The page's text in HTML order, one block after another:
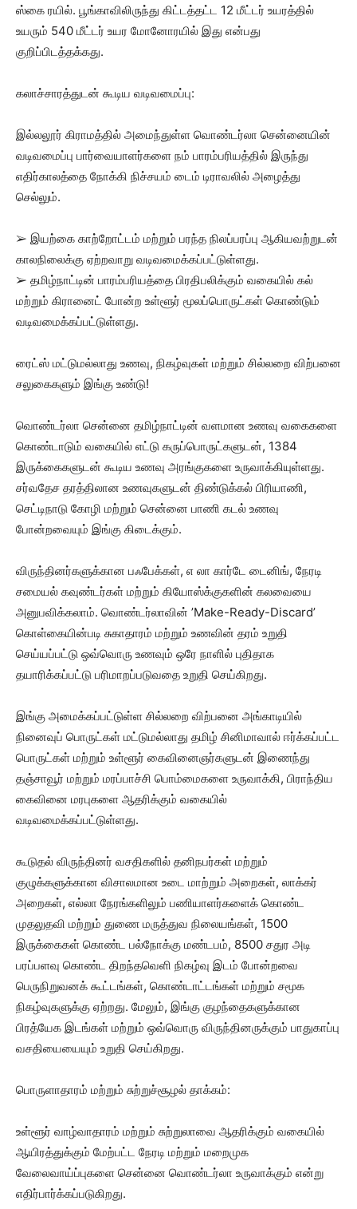
ஸ்கை ரயில். பூங்காவிலிருந்து கிட்டத்தட்ட 12 மீட்டர் உயரத்தில்
உயரும் 540 மீட்டர் உயர மோனோரயில் இது என்பது
குறிப்பிடத்தக்கது.
கலாச்சாரத்துடன் கூடிய வடிவமைப்பு:
இல்லலூர் கிராமத்தில் அமைந்துள்ள வொண்டர்லா சென்னையின்
வடிவமைப்பு பார்வையாளர்களை நம் பாரம்பரியத்தில் இருந்து
எதிர்காலத்தை நோக்கி நிச்சயம் டைம் டிராவலில் அழைத்து
செல்லும்.
➢ இயற்கை காற்றோட்டம் மற்றும் பரந்த நிலப்பரப்பு ஆகியவற்றுடன்
காலநிலைக்கு ஏற்றவாறு வடிவமைக்கப்பட்டுள்ளது.
➢ தமிழ்நாட்டின் பாரம்பரியத்தை பிரதிபலிக்கும் வகையில் கல்
மற்றும் கிரானைட் போன்ற உள்ளூர் மூலப்பொருட்கள் கொண்டும்
வடிவமைக்கப்பட்டுள்ளது.
ரைட்ஸ் மட்டுமல்லாது உணவு, நிகழ்வுகள் மற்றும் சில்லறை விற்பனை
சலுகைகளும் இங்கு உண்டு!
வொண்டர்லா சென்னை தமிழ்நாட்டின் வளமான உணவு வகைகளை
கொண்டாடும் வகையில் எட்டு கருப்பொருட்களுடன், 1384
இருக்கைகளுடன் கூடிய உணவு அரங்குகளை உருவாக்கியுள்ளது.
சர்வதேச தரத்திலான உணவுகளுடன் திண்டுக்கல் பிரியாணி,
செட்டிநாடு கோழி மற்றும் சென்னை பாணி கடல் உணவு
போன்றவையும் இங்கு கிடைக்கும்.
விருந்தினர்களுக்கான பஃபேக்கள், எ லா கார்டே டைனிங், நேரடி
சமையல் கவுண்டர்கள் மற்றும் கியோஸ்க்குகளின் கலவையை
அனுபவிக்கலாம். வொண்டர்லாவின் ’Make-Ready-Discard’
கொள்கையின்படி சுகாதாரம் மற்றும் உணவின் தரம் உறுதி
செய்யப்பட்டு ஒவ்வொரு உணவும் ஒரே நாளில் புதிதாக
தயாரிக்கப்பட்டு பரிமாறப்படுவதை உறுதி செய்கிறது.
இங்கு அமைக்கப்பட்டுள்ள சில்லறை விற்பனை அங்காடியில்
நினைவுப் பொருட்கள் மட்டுமல்லாது தமிழ் சினிமாவால் ஈர்க்கப்பட்ட
பொருட்கள் மற்றும் உள்ளூர் கைவினைஞர்களுடன் இணைந்து
தஞ்சாவூர் மற்றும் மரப்பாச்சி பொம்மைகளை உருவாக்கி, பிராந்திய
கைவினை மரபுகளை ஆதரிக்கும் வகையில்
வடிவமைக்கப்பட்டுள்ளது.
கூடுதல் விருந்தினர் வசதிகளில் தனிநபர்கள் மற்றும்
குழுக்களுக்கான விசாலமான உடை மாற்றும் அறைகள், லாக்கர்
அறைகள், எல்லா நேரங்களிலும் பணியாளர்களைக் கொண்ட
முதலுதவி மற்றும் துணை மருத்துவ நிலையங்கள், 1500
இருக்கைகள் கொண்ட பல்நோக்கு மண்டபம், 8500 சதுர அடி
பரப்பளவு கொண்ட திறந்தவெளி நிகழ்வு இடம் போன்றவை
பெருநிறுவனக் கூட்டங்கள், கொண்டாட்டங்கள் மற்றும் சமூக
நிகழ்வுகளுக்கு ஏற்றது. மேலும், இங்கு குழந்தைகளுக்கான
பிரத்யேக இடங்கள் மற்றும் ஒவ்வொரு விருந்தினருக்கும் பாதுகாப்பு
வசதியையையும் உறுதி செய்கிறது.
பொருளாதாரம் மற்றும் சுற்றுச்சூழல் தாக்கம்:
உள்ளூர் வாழ்வாதாரம் மற்றும் சுற்றுலாவை ஆதரிக்கும் வகையில்
ஆயிரத்துக்கும் மேற்பட்ட நேரடி மற்றும் மறைமுக
வேலைவாய்ப்புகளை சென்னை வொண்டர்லா உருவாக்கும் என்று
எதிர்பார்க்கப்படுகிறது.